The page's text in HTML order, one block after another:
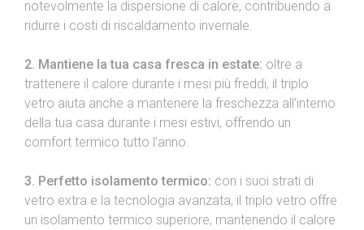
notevolmente la dispersione di calore, contribuendo a
ridurre i costi di riscaldamento invernale.
2. Mantiene la tua casa fresca in estate: oltre a
trattenere il calore durante i mesi più freddi, il triplo
vetro aiuta anche a mantenere la freschezza all’interno
della tua casa durante i mesi estivi, offrendo un
comfort termico tutto l’anno.
3. Perfetto isolamento termico: con i suoi strati di
vetro extra e la tecnologia avanzata, il triplo vetro offre
un isolamento termico superiore, mantenendo il calore